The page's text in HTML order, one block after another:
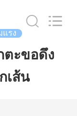
แรง
ตะขอดึง
เส้น